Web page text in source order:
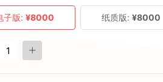
子版: ¥8000 纸质版: ¥8000